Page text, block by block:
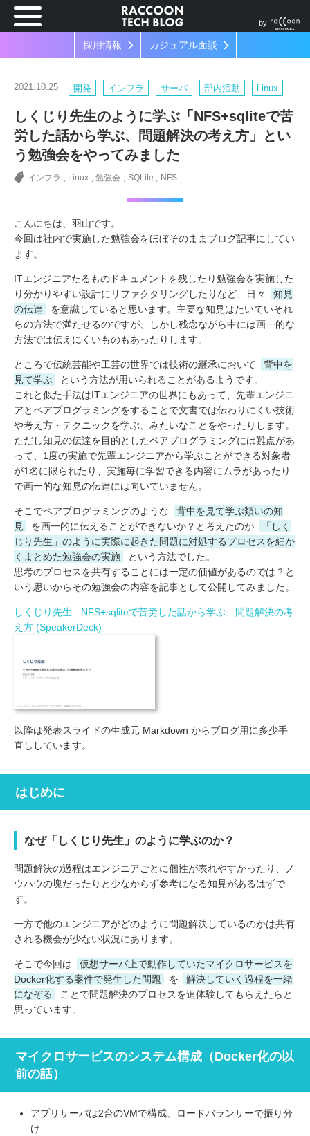
by
採用情報 カジュアル面談
2021.10.25 開発 インフラ サーバ 部内活動 Linux
しくじり先生のように学ぶ「NFS+sqliteで苦
労した話から学ぶ、問題解決の考え方」とい
う勉強会をやってみました
インフラ Linux 勉強会 SQLite NFS
こんにちは、羽山です。
今回は社内で実施した勉強会をほぼそのままブログ記事にしてい
ます。
ITエンジニアたるものドキュメントを残したり勉強会を実施した
り分かりやすい設計にリファクタリングしたりなど、日々
知見
の伝達
を意識していると思います。主要な知見はたいていそれ
らの方法で満たせるのですが、しかし残念ながら中には画一的な
方法では伝えにくいものもあったりします。
ところで伝統芸能や工芸の世界では技術の継承において
背中を
見て学ぶ
という方法が用いられることがあるようです。
これと似た手法はITエンジニアの世界にもあって、先輩エンジニ
アとペアプログラミングをすることで文書では伝わりにくい技術
や考え方・テクニックを学ぶ、みたいなことをやったりします。
ただし知見の伝達を目的としたペアプログラミングには難点があ
って、1度の実施で先輩エンジニアから学ぶことができる対象者
が1名に限られたり、実施毎に学習できる内容にムラがあったり
で画一的な知見の伝達には向いていません。
そこでペアプログラミングのような
背中を見て学ぶ類いの知
見
を画一的に伝えることができないか？と考えたのが
「しく
じり先生」のように実際に起きた問題に対処するプロセスを細か
くまとめた勉強会の実施
という方法でした。
思考のプロセスを共有することには一定の価値があるのでは？と
いう思いからその勉強会の内容を記事として公開してみました。
しくじり先生 - NFS+sqliteで苦労した話から学ぶ、問題解決の考
え方 (SpeakerDeck)
以降は発表スライドの生成元 Markdown からブログ用に多少手
直ししています。
はじめに
なぜ「しくじり先生」のように学ぶのか？
問題解決の過程はエンジニアごとに個性が表れやすかったり、ノ
ウハウの塊だったりと少なからず参考になる知見があるはずで
す。
一方で他のエンジニアがどのように問題解決しているのかは共有
される機会が少ない状況にあります。
そこで今回は
仮想サーバ上で動作していたマイクロサービスを
Docker化する案件で発生した問題
を
解決していく過程を一緒
になぞる
ことで問題解決のプロセスを追体験してもらえたらと
思っています。
マイクロサービスのシステム構成（Docker化の以
前の話）
アプリサーバは2台のVMで構成、ロードバランサーで振り分
け